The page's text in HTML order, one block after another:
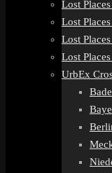
Lost
Lost
Lost
Lost
UrbEx